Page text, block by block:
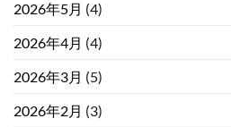
2026年5月 (4)
2026年4月 (4)
2026年3月 (5)
2026年2月 (3)